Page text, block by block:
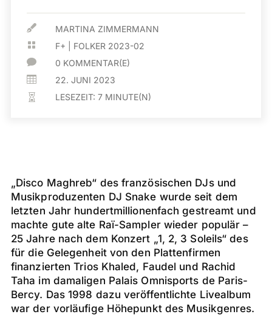
 MARTINA ZIMMERMANN
 F+ FOLKER 2023-02
 0 KOMMENTAR(E)
 22. JUNI 2023
 LESEZEIT:7 MINUTE(N)
„Disco Maghreb“ des französischen DJs und
Musikproduzenten DJ Snake wurde seit dem
letzten Jahr hundertmillionenfach gestreamt und
machte gute alte Raï-Sampler wieder populär –
25 Jahre nach dem Konzert „1, 2, 3 Soleils“ des
für die Gelegenheit von den Plattenfirmen
finanzierten Trios Khaled, Faudel und Rachid
Taha im damaligen Palais Omnisports de Paris-
Bercy. Das 1998 dazu veröffentlichte Livealbum
war der vorläufige Höhepunkt des Musikgenres.